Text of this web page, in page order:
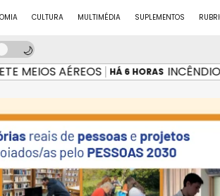
CULTURA MULTIMÉDIA SUPLEMENTOS
AÉREOS HÁ 6 HORAS INCÊNDIO